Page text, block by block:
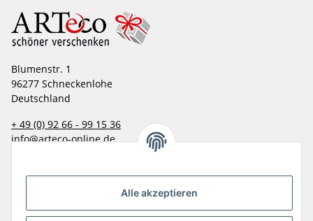
Alle akzeptieren
Blumenstr. 1
96277 Schneckenlohe
Deutschland
+ 49 (0) 92 66 - 99 15 36
info@arteco-online.de